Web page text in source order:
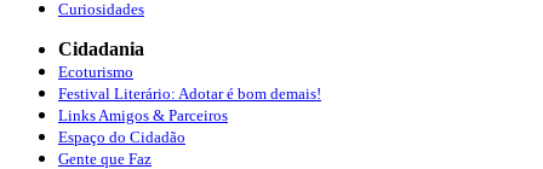
Curiosidades
Cidadania
Ecoturismo
Festival Literário: Adotar é bom demais!
Links Amigos & Parceiros
Espaço do Cidadão
Gente que Faz